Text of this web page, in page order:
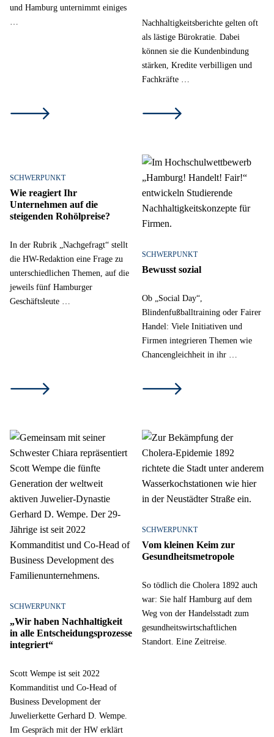
und Hamburg unternimmt einiges
…
Nachhaltigkeitsberichte gelten oft
als lästige Bürokratie. Dabei
können sie die Kundenbindung
stärken, Kredite verbilligen und
Fachkräfte …
SCHWERPUNKT
Wie reagiert Ihr
Unternehmen auf die
steigenden Rohölpreise?
In der Rubrik „Nachgefragt“ stellt
die HW-Redaktion eine Frage zu
unterschiedlichen Themen, auf die
jeweils fünf Hamburger
Geschäftsleute …
SCHWERPUNKT
Bewusst sozial
Ob „Social Day“,
Blindenfußballtraining oder Fairer
Handel: Viele Initiativen und
Firmen integrieren Themen wie
Chancengleichheit in ihr …
SCHWERPUNKT
„Wir haben Nachhaltigkeit
in alle Entscheidungsprozesse
integriert“
Scott Wempe ist seit 2022
Kommanditist und Co-Head of
Business Development der
Juwelierkette Gerhard D. Wempe.
Im Gespräch mit der HW erklärt
SCHWERPUNKT
Vom kleinen Keim zur
Gesundheitsmetropole
So tödlich die Cholera 1892 auch
war: Sie half Hamburg auf dem
Weg von der Handelsstadt zum
gesundheitswirtschaftlichen
Standort. Eine Zeitreise.